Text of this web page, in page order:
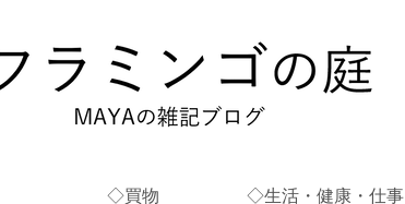
◇買物 ◇生活・健康・仕事